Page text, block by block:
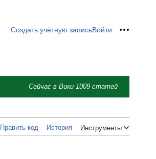
Создать учётную записьВойти
Сейчас в Вики 1009 статей
Править код История Инструменты